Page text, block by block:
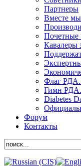
Партнеры
Вместе
Почетные
Кавалеры
Флаг РДА.
Гимн
Diabetes
Форум
Контакты